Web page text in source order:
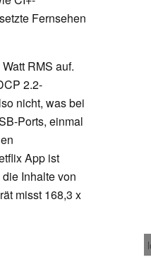
Fernsehen
RMS auf.
2.2-
nicht, was bei
Ports, einmal
App ist
Inhalte von
misst 168,3 x